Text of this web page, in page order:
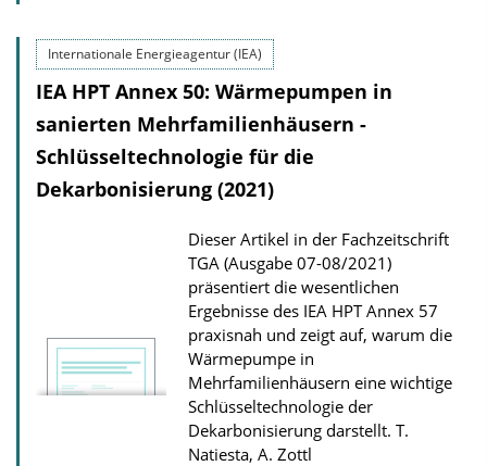
a
t
o
n
D
o
w
n
l
o
a
d
s
Internationale Energieagentur (IEA)
IEA HPT Annex 50: Wärmepumpen in
sanierten Mehrfamilienhäusern -
Schlüsseltechnologie für die
Dekarbonisierung (2021)
Dieser Artikel in der Fachzeitschrift
TGA (Ausgabe 07-08/2021)
präsentiert die wesentlichen
Ergebnisse des IEA HPT Annex 57
praxisnah und zeigt auf, warum die
Wärmepumpe in
Mehrfamilienhäusern eine wichtige
Schlüsseltechnologie der
Dekarbonisierung darstellt. T.
Natiesta, A. Zottl